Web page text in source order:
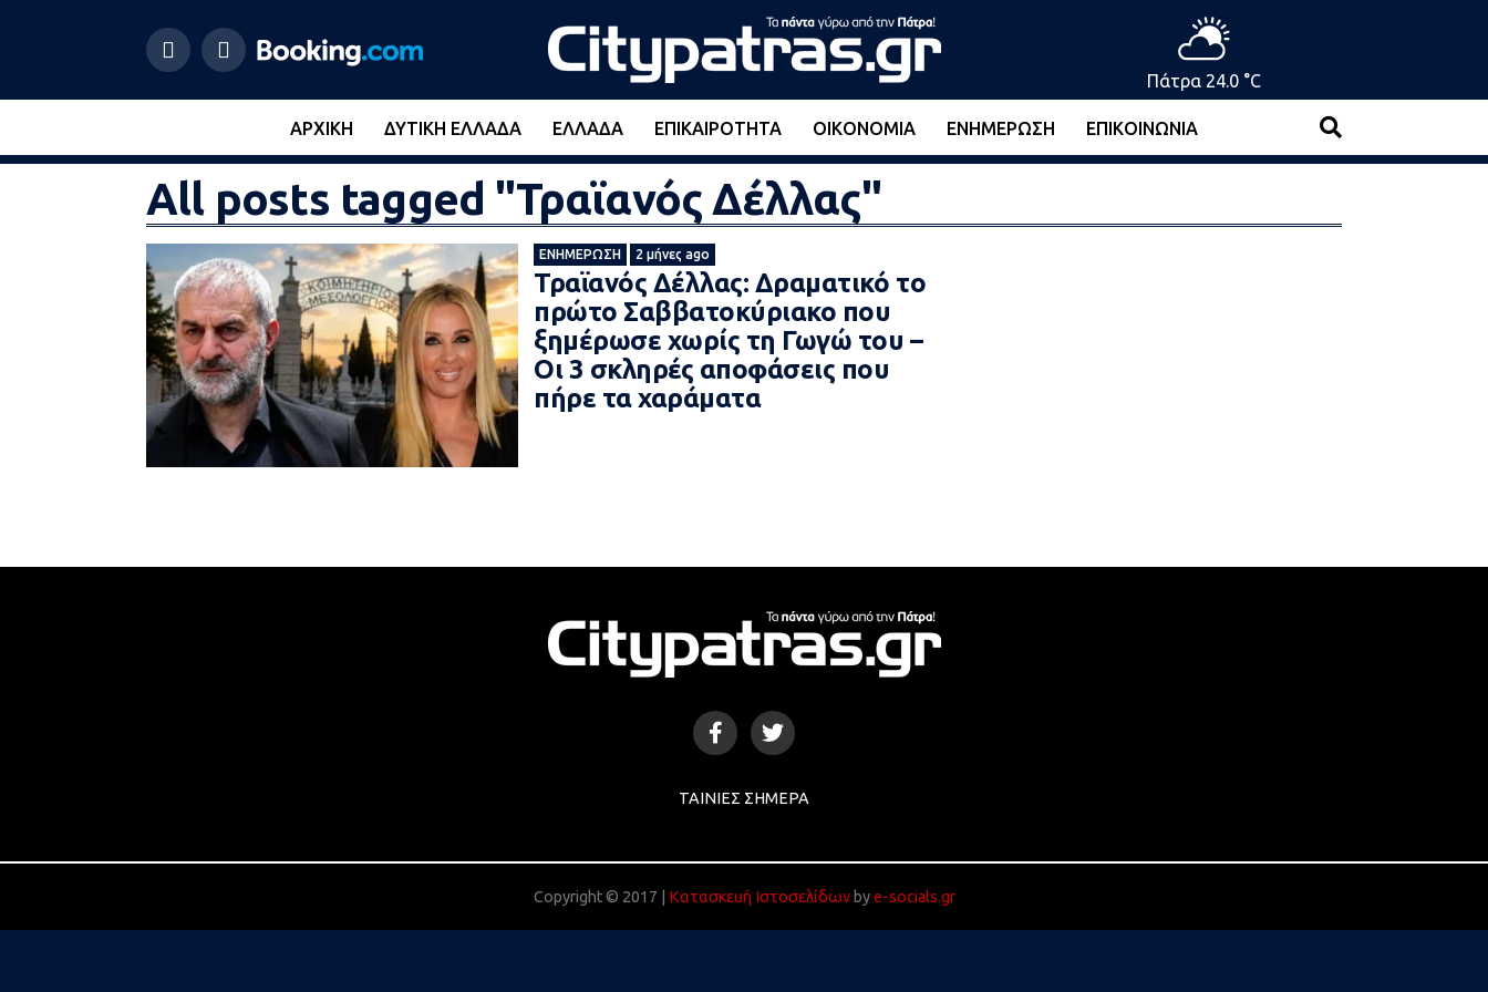
Πάτρα 24.0 °C
ΑΡΧΙΚΉ ΔΥΤΙΚΉ ΕΛΛΆΔΑ ΕΛΛΆΔΑ ΕΠΙΚΑΙΡΌΤΗΤΑ ΟΙΚΟΝΟΜΊΑ ΕΝΗΜΈΡΩΣΗ ΕΠΙΚΟΙΝΩΝΊΑ
All posts tagged "Τραϊανός Δέλλας"
ΕΝΗΜΈΡΩΣΗ 2 μήνες ago
Τραϊανός Δέλλας: Δραματικό το
πρώτο Σαββατοκύριακο που
ξημέρωσε χωρίς τη Γωγώ του –
Οι 3 σκληρές αποφάσεις που
πήρε τα χαράματα
ΤΑΙΝΊΕΣ ΣΉΜΕΡΑ
Copyright © 2017 | Κατασκευή Ιστοσελίδωνbye-socials.gr